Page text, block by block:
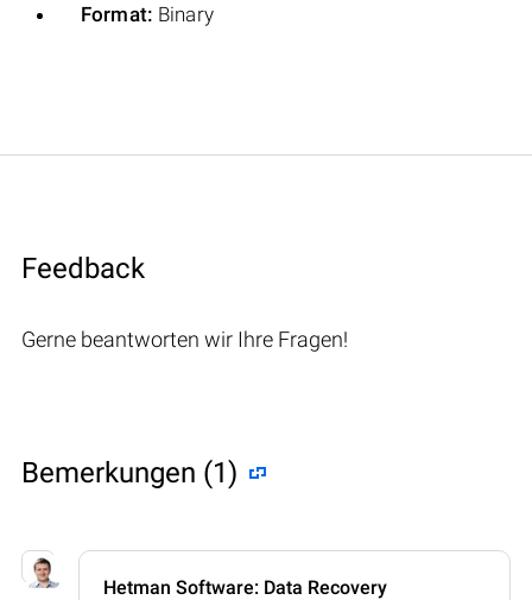
Format: Binary
Feedback
Gerne beantworten wir Ihre Fragen!
Bemerkungen (1)
Hetman Software: Data Recovery